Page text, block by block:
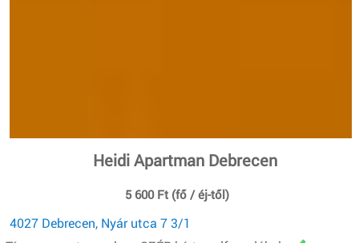
Heidi Apartman Debrecen
5 600 Ft (fő / éj-től)
4027 Debrecen, Nyár utca 7 3/1